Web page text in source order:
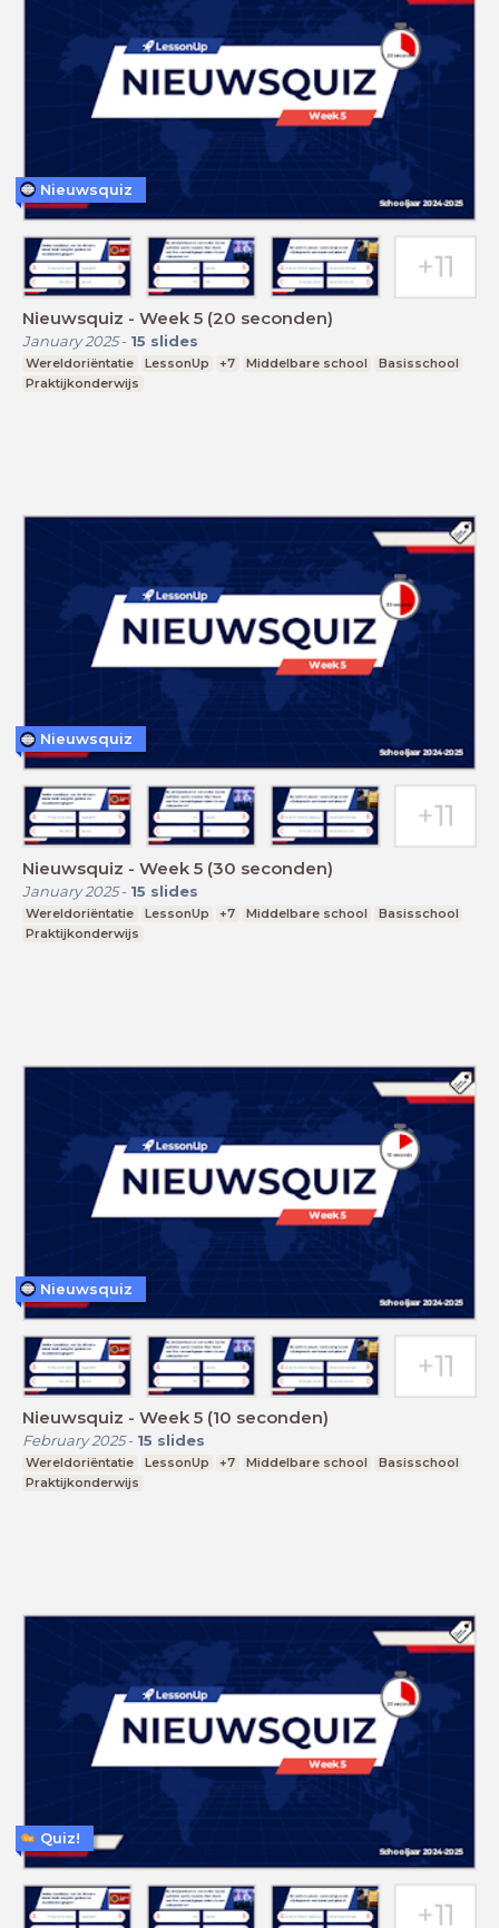
Nieuwsquiz - Week 5 (20 seconden)
January 2025- 15 slides
Wereldoriëntatie LessonUp +7 Middelbare school
Basisschool
Praktijkonderwijs
Nieuwsquiz
Nieuwsquiz - Week 5 (30 seconden)
January 2025- 15 slides
Wereldoriëntatie LessonUp +7 Middelbare school
Basisschool
Praktijkonderwijs
Nieuwsquiz
Nieuwsquiz - Week 5 (10 seconden)
February 2025- 15 slides
Wereldoriëntatie LessonUp +7 Middelbare school
Basisschool
Praktijkonderwijs
Nieuwsquiz
Quiz!